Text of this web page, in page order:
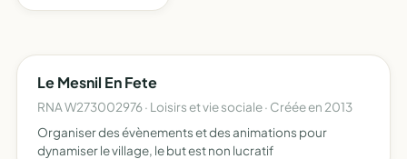
Le Mesnil En Fete
RNA W273002976 · Loisirs et vie sociale · Créée en 2013
Organiser des évènements et des animations pour
dynamiser le village, le but est non lucratif